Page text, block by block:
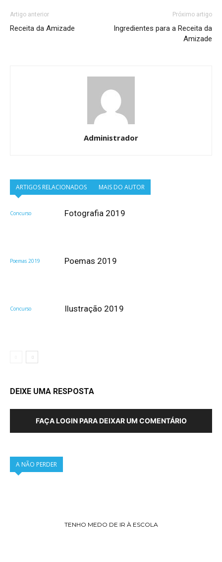
Artigo anterior
Receita da Amizade
Próximo artigo
Ingredientes para a Receita da
Amizade
Administrador
ARTIGOS RELACIONADOS MAIS DO AUTOR
Concurso Fotografia 2019
Poemas 2019 Poemas 2019
Concurso Ilustração 2019
DEIXE UMA RESPOSTA
FAÇA LOGIN PARA DEIXAR UM COMENTÁRIO
A NÃO PERDER
TENHO MEDO DE IR À ESCOLA